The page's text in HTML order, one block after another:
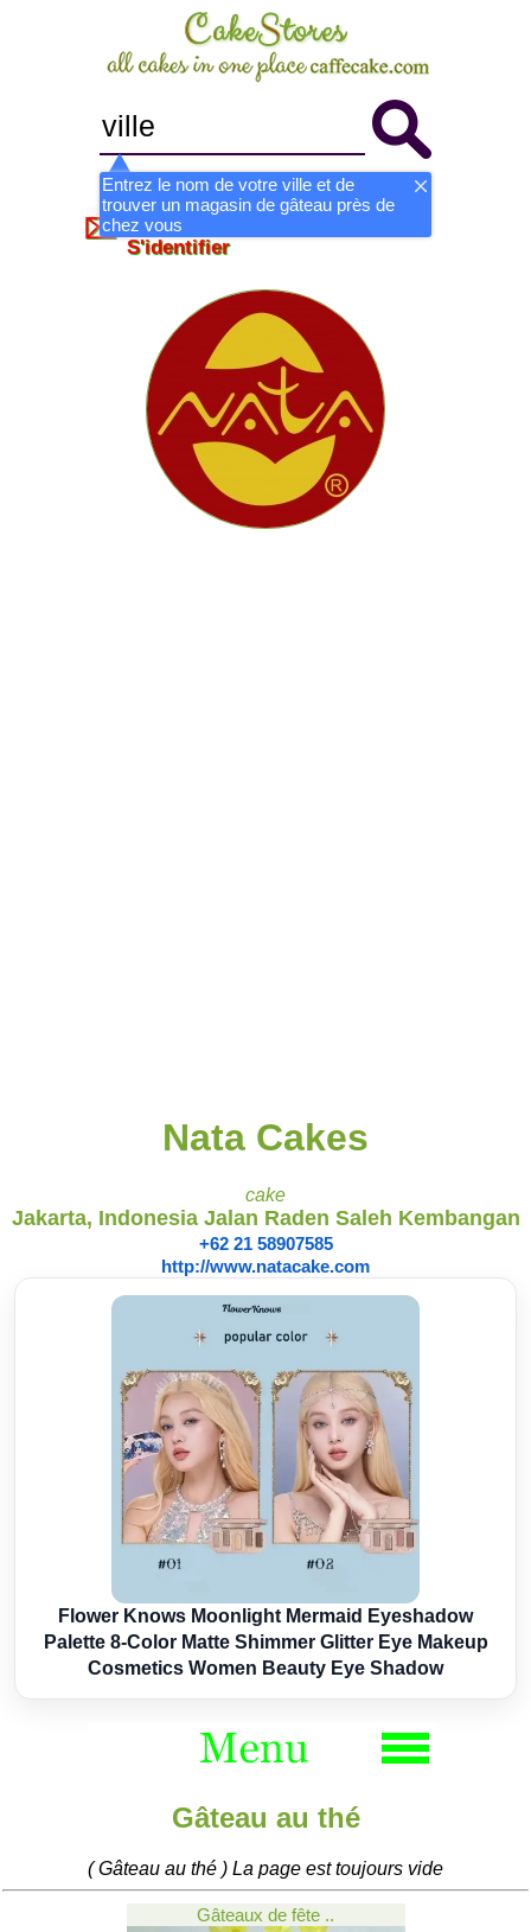
Entrez le nom de votre ville et de
trouver un magasin de gâteau près de
chez vous
Devenir magasin
S'identifier
Nata Cakes
cake
Jakarta, Indonesia Jalan Raden Saleh Kembangan
+62 21 58907585
http://www.natacake.com
Flower Knows Moonlight Mermaid Eyeshadow
Palette 8-Color Matte Shimmer Glitter Eye Makeup
Cosmetics Women Beauty Eye Shadow
Gâteau au thé
( Gâteau au thé ) La page est toujours vide
Gâteaux de fête ..